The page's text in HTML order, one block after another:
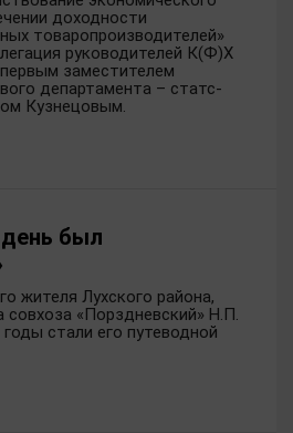
доходности
товаропроизводителей»
руководителей К(Ф)Х
заместителем
департамента – статс-
Кузнецовым.
был
жителя Лухского района,
«Порздневский» Н.П.
стали его путеводной